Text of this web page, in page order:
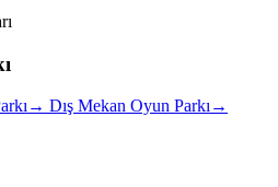
→ Dış Mekan Oyun Parkı→